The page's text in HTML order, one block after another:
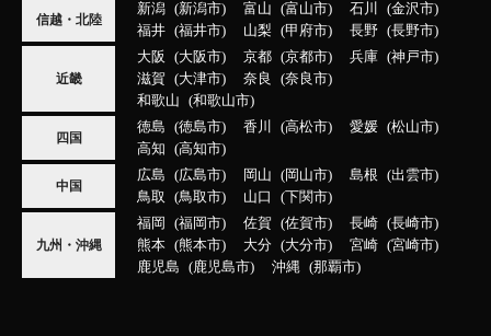
信越・北陸
新潟 新潟市 富山 富山市 石川
金沢市
福井
福井市 山梨 甲府市 長野 長野市
近畿
大阪 大阪市 京都 京都市 兵庫
神戸市
滋賀
大津市 奈良
奈良市
和歌山
和歌山市
四国
徳島 徳島市 香川 高松市 愛媛
松山市
高知
高知市
中国
広島 広島市 岡山 岡山市 島根
出雲市
鳥取
鳥取市 山口 下関市
九州・沖縄
福岡 福岡市 佐賀 佐賀市 長崎
長崎市
熊本
熊本市 大分 大分市 宮崎
宮崎市
鹿児島
鹿児島市 沖縄 那覇市